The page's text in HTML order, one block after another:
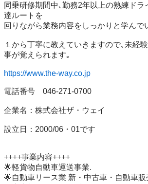
同乗研修期間中､勤務2年以上の熟練ドラ
達ルートを
回りながら業務内容をしっかりと学んで
１から丁寧に教えていきますので､未経
事が覚えられます｡
https://www.the-way.co.jp
電話番号　046-271-0700
企業名：株式会社ザ・ウェイ
設立日：2000/06・01です
++++事業内容++++
🌟軽貨物自動車運送事業.
🌟自動車リース業 新・中古車・自動車販